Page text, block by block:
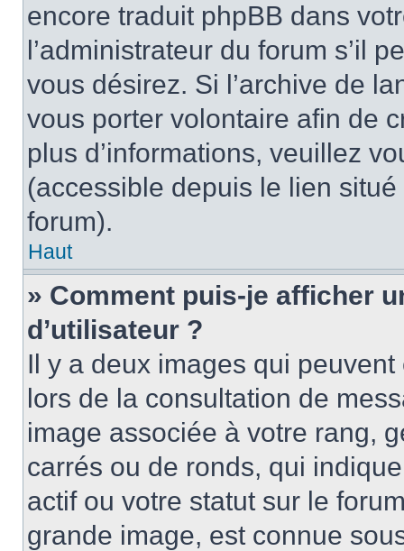
encore traduit phpBB dans
l’administrateur du forum s’il
vous désirez. Si l’archive de
vous porter volontaire afin de
plus d’informations, veuillez
(accessible depuis le lien
forum).
Haut
» Comment puis-je afficher
d’utilisateur ?
Il y a deux images qui
lors de la consultation de
image associée à votre rang,
carrés ou de ronds, qui
actif ou votre statut sur le
grande image, est connue